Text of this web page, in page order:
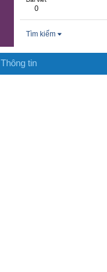
0
Tìm kiếm
Thông tin